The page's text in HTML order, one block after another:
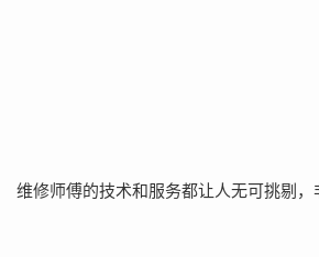
维修师傅的技术和服务都让人无可挑剔，